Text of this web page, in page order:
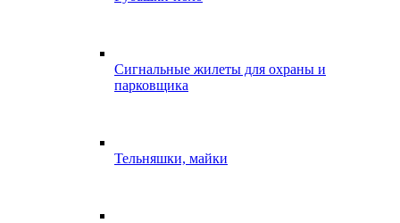
Сигнальные жилеты для охраны и
парковщика
Тельняшки, майки